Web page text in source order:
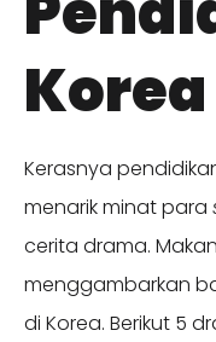
Korea
Kerasnya
menarik minat para
cerita drama.
menggambarkan
di Korea. Berikut 5